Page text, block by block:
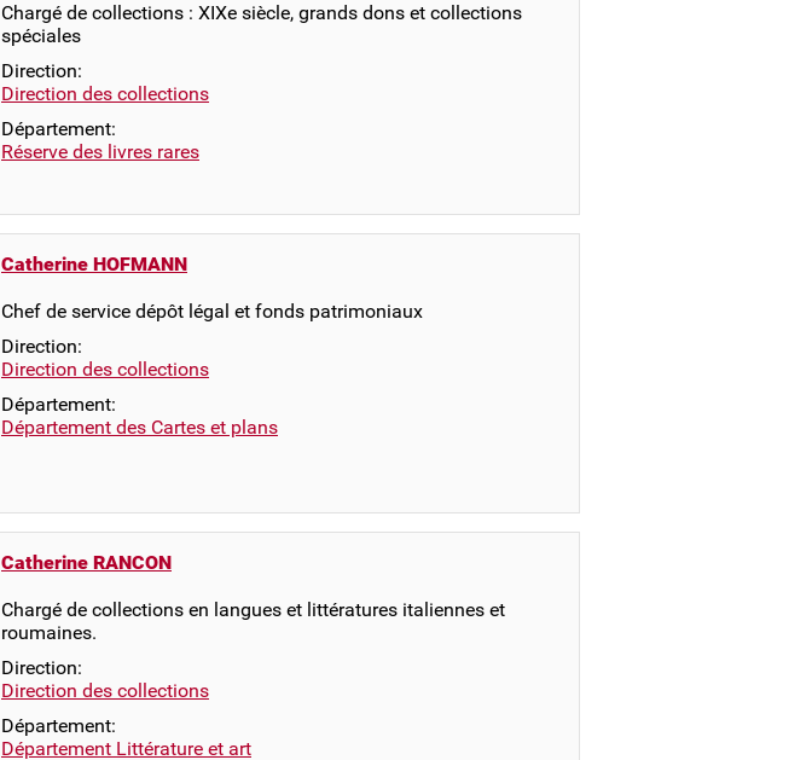
Chargé de collections : XIXe siècle, grands dons et collections
spéciales
Direction:
Direction des collections
Département:
Réserve des livres rares
Catherine HOFMANN
Chef de service dépôt légal et fonds patrimoniaux
Direction:
Direction des collections
Département:
Département des Cartes et plans
Catherine RANCON
Chargé de collections en langues et littératures italiennes et
roumaines.
Direction:
Direction des collections
Département:
Département Littérature et art